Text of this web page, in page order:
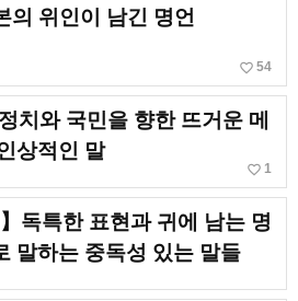
의 위인이 남긴 명언
favorite_border 54
치와 국민을 향한 뜨거운 메
상적인 말
favorite_border 1
독특한 표현과 귀에 남는 명
말하는 중독성 있는 말들